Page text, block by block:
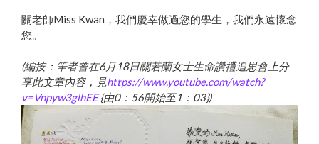
關老師Miss Kwan，我們慶幸做過您的學生，我們永遠懷念
您。
(編按：筆者曾在6月18日關若蘭女士生命讚禮追思會上分
享此文章內容，見https://www.youtube.com/watch?
v=Vnpyw3glhEE{由0：56開始至1：03})